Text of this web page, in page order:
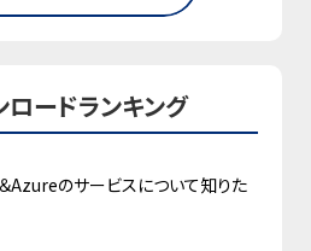
ードランキング
のサービスについて知りた